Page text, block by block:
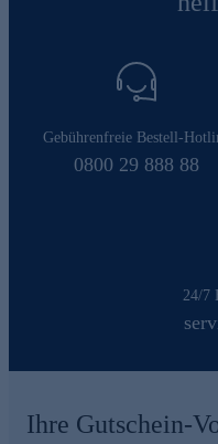
Gebührenfreie Bestell-
0800 29 888 88
24/7
Ihre Gutschein-